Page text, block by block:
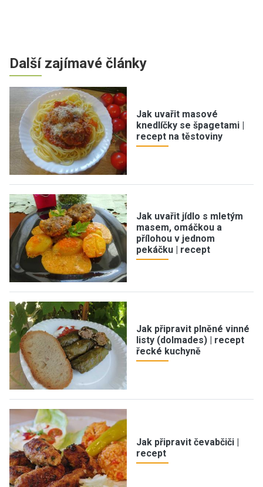
Další zajímavé články
Jak uvařit masové
knedlíčky se špagetami |
recept na těstoviny
Jak uvařit jídlo s mletým
masem, omáčkou a
přílohou v jednom
pekáčku | recept
Jak připravit plněné vinné
listy (dolmades) | recept
řecké kuchyně
Jak připravit čevabčiči |
recept